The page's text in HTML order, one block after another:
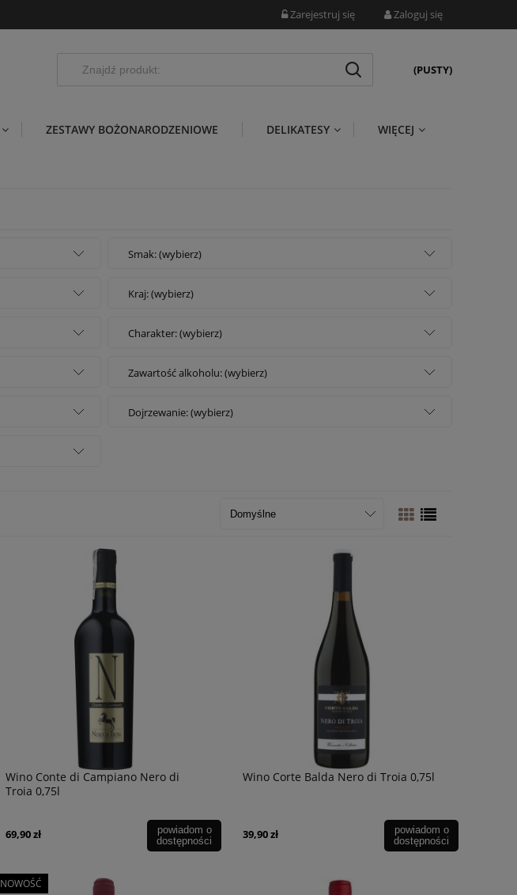
Zarejestruj się Zaloguj się
(PUSTY)
ZESTAWY BOŻONARODZENIOWE DELIKATESY WIĘCEJ
Smak: (wybierz)
Kraj: (wybierz)
Charakter: (wybierz)
Zawartość alkoholu: (wybierz)
Dojrzewanie: (wybierz)
Wino Conte di Campiano Nero di
Troia 0,75l
69,90 zł
powiadom o
dostępności
Wino Corte Balda Nero di Troia 0,75l
39,90 zł
powiadom o
dostępności
NOWOŚĆ